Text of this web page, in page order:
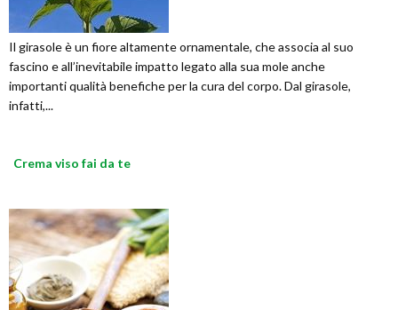
Il girasole è un fiore altamente ornamentale, che associa al suo
fascino e all’inevitabile impatto legato alla sua mole anche
importanti qualità benefiche per la cura del corpo. Dal girasole,
infatti,...
Crema viso fai da te